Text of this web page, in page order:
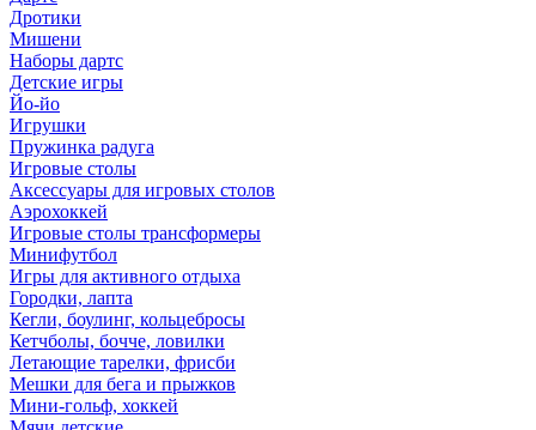
Дротики
Мишени
Наборы дартс
Детские игры
Йо-йо
Игрушки
Пружинка радуга
Игровые столы
Аксессуары для игровых столов
Аэрохоккей
Игровые столы трансформеры
Минифутбол
Игры для активного отдыха
Городки, лапта
Кегли, боулинг, кольцебросы
Кетчболы, бочче, ловилки
Летающие тарелки, фрисби
Мешки для бега и прыжков
Мини-гольф, хоккей